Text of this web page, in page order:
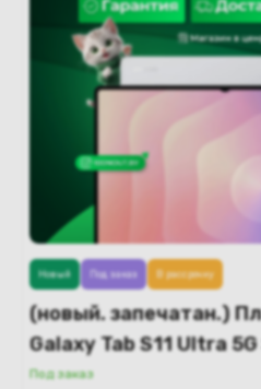
(новый. запечатан.)
Galaxy Tab S11 Ultra
12GB/256GB
Под заказ
Новый Под заказ В рассрочку